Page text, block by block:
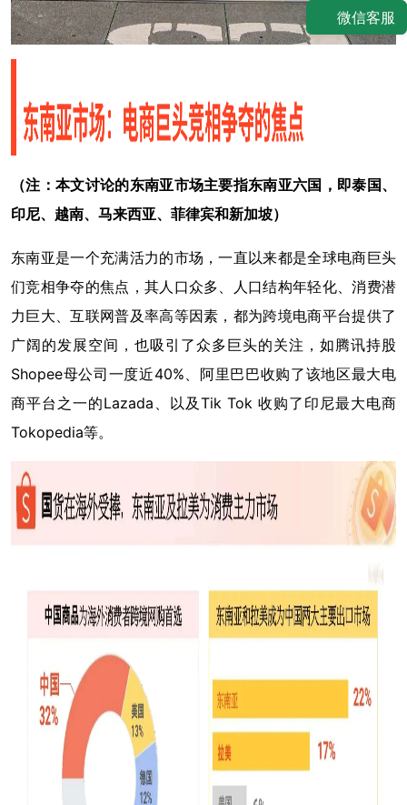
（注：本文讨论的东南亚市场主要指东南亚六国，即泰国、
印尼、越南、马来西亚、菲律宾和新加坡）
东南亚是一个充满活力的市场，一直以来都是全球电商巨头
们竞相争夺的焦点，其人口众多、人口结构年轻化、消费潜
力巨大、互联网普及率高等因素，都为跨境电商平台提供了
广阔的发展空间，也吸引了众多巨头的关注，如腾讯持股
Shopee母公司一度近40%、阿里巴巴收购了该地区最大电
商平台之一的Lazada、以及Tik Tok 收购了印尼最大电商
Tokopedia等。
微信客服